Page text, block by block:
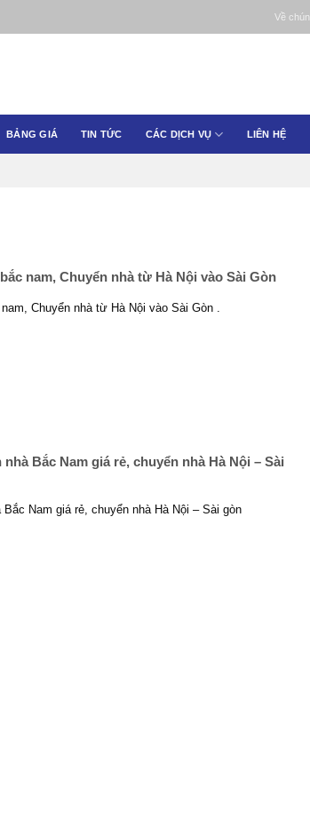
Về
BẢNG GIÁ TIN TỨC CÁC DỊCH VỤ LIÊN HỆ
nam, Chuyển nhà từ Hà Nội vào Sài Gòn
Chuyển nhà từ Hà Nội vào Sài Gòn .
Bắc Nam giá rẻ, chuyển nhà Hà Nội – Sài
Bắc Nam giá rẻ, chuyển nhà Hà Nội – Sài gòn